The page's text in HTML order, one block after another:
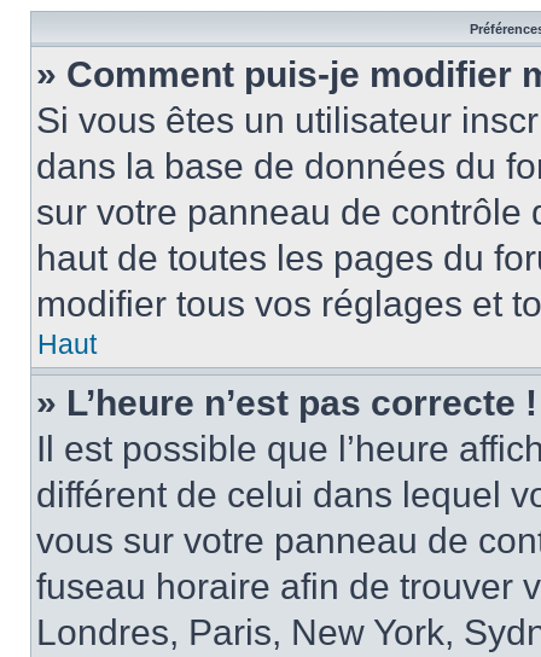
» Comment puis-je modifier
Si vous êtes un utilisateur
dans la base de données du
sur votre panneau de contrôle
haut de toutes les pages du
modifier tous vos réglages et
Haut
» L’heure n’est pas correcte !
Il est possible que l’heure
différent de celui dans lequel
vous sur votre panneau de
fuseau horaire afin de trouver
Londres, Paris, New York,